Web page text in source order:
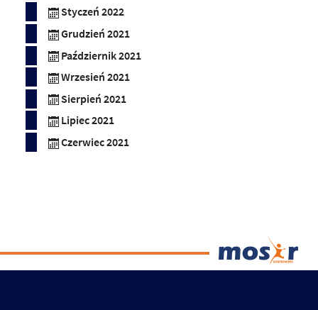
Styczeń 2022
Grudzień 2021
Październik 2021
Wrzesień 2021
Sierpień 2021
Lipiec 2021
Czerwiec 2021